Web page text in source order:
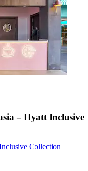
– Hyatt Inclusive
Collection